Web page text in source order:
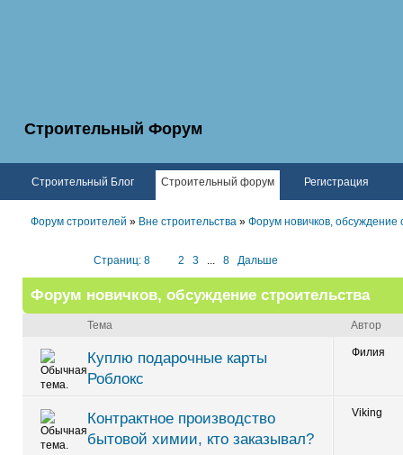
Строительный Форум
Строительный Блог Строительный форум Регистрация
Форум строителей » Вне строительства » Форум новичков, обсуждение
Страниц: 8 2 3 ... 8 Дальше
Форум новичков, обсуждение строительства
Тема Автор
Куплю подарочные карты
Роблокс
Филия
Контрактное производство
бытовой химии, кто заказывал?
Viking